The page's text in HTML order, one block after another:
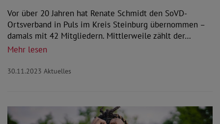
Vor über 20 Jahren hat Renate Schmidt den SoVD-
Ortsverband in Puls im Kreis Steinburg übernommen –
damals mit 42 Mitgliedern. Mittlerweile zählt der…
Mehr lesen
30.11.2023 Aktuelles